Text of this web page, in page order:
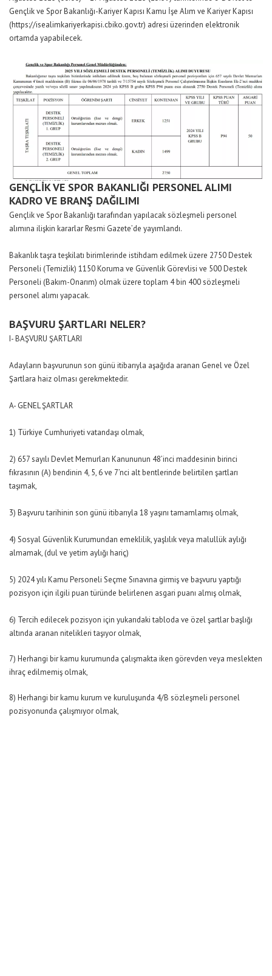
Gençlik ve Spor Bakanlığı-Kariyer Kapısı Kamu İşe Alım ve Kariyer Kapısı
(https://isealimkariyerkapisi.cbiko.gov.tr) adresi üzerinden elektronik
ortamda yapabilecek.
GENÇLİK VE SPOR BAKANLIĞI PERSONEL ALIMI
KADRO VE BRANŞ DAĞILIMI
Gençlik ve Spor Bakanlığı tarafından yapılacak sözleşmeli personel
alımına ilişkin kararlar Resmi Gazete’de yayımlandı.
Bakanlık taşra teşkilatı birimlerinde istihdam edilmek üzere 2750 Destek
Personeli (Temizlik) 1150 Koruma ve Güvenlik Görevlisi ve 500 Destek
Personeli (Bakım-Onarım) olmak üzere toplam 4 bin 400 sözleşmeli
personel alımı yapacak.
BAŞVURU ŞARTLARI NELER?
I- BAŞVURU ŞARTLARI
Adayların başvurunun son günü itibarıyla aşağıda aranan Genel ve Özel
Şartlara haiz olması gerekmektedir.
A- GENEL ŞARTLAR
1) Türkiye Cumhuriyeti vatandaşı olmak,
2) 657 sayılı Devlet Memurları Kanununun 48’inci maddesinin birinci
fıkrasının (A) bendinin 4, 5, 6 ve 7’nci alt bentlerinde belirtilen şartları
taşımak,
3) Başvuru tarihinin son günü itibarıyla 18 yaşını tamamlamış olmak,
4) Sosyal Güvenlik Kurumundan emeklilik, yaşlılık veya malullük aylığı
almamak, (dul ve yetim aylığı hariç)
5) 2024 yılı Kamu Personeli Seçme Sınavına girmiş ve başvuru yaptığı
pozisyon için ilgili puan türünde belirlenen asgari puanı almış olmak,
6) Tercih edilecek pozisyon için yukarıdaki tabloda ve özel şartlar başlığı
altında aranan nitelikleri taşıyor olmak,
7) Herhangi bir kamu kurumunda çalışmakta iken görevden veya meslekten
ihraç edilmemiş olmak,
8) Herhangi bir kamu kurum ve kuruluşunda 4/B sözleşmeli personel
pozisyonunda çalışmıyor olmak,